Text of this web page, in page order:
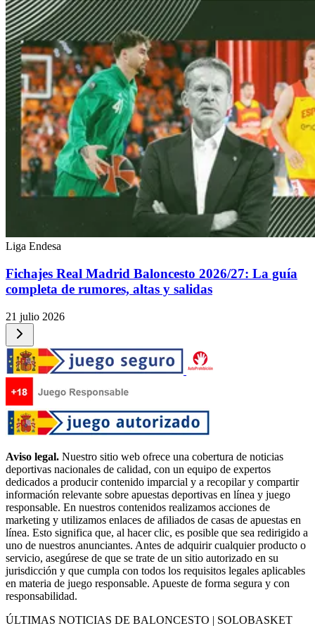
Liga Endesa
Fichajes Real Madrid Baloncesto 2026/27: La guía
completa de rumores, altas y salidas
21 julio 2026
Aviso legal. Nuestro sitio web ofrece una cobertura de noticias
deportivas nacionales de calidad, con un equipo de expertos
dedicados a producir contenido imparcial y a recopilar y compartir
información relevante sobre apuestas deportivas en línea y juego
responsable. En nuestros contenidos realizamos acciones de
marketing y utilizamos enlaces de afiliados de casas de apuestas en
línea. Esto significa que, al hacer clic, es posible que sea redirigido a
uno de nuestros anunciantes. Antes de adquirir cualquier producto o
servicio, asegúrese de que se trate de un sitio autorizado en su
jurisdicción y que cumpla con todos los requisitos legales aplicables
en materia de juego responsable. Apueste de forma segura y con
responsabilidad.
ÚLTIMAS NOTICIAS DE BALONCESTO | SOLOBASKET